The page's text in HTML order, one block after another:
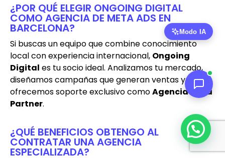
¿POR QUÉ ELEGIR ONGOING DIGITAL
COMO AGENCIA DE META ADS EN
BARCELONA?
Si buscas un equipo que combine conocimiento
local con experiencia internacional, Ongoing
Digital es tu socio ideal. Analizamos tu mercado,
diseñamos campañas que generan ventas y
ofrecemos soporte exclusivo comoAgencia Meta
Partner.
¿QUÉ BENEFICIOS OBTENGO AL
CONTRATAR UNA AGENCIA
ESPECIALIZADA?